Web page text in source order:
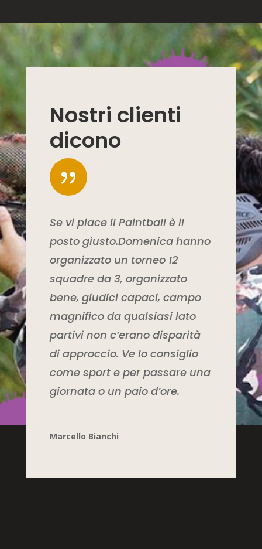
Nostri clienti
dicono
{
Se vi piace il Paintball è il
posto giusto.Domenica hanno
organizzato un torneo 12
squadre da 3, organizzato
bene, giudici capaci, campo
magnifico da qualsiasi lato
partivi non c’erano disparità
di approccio. Ve lo consiglio
come sport e per passare una
giornata o un paio d’ore.
Marcello Bianchi